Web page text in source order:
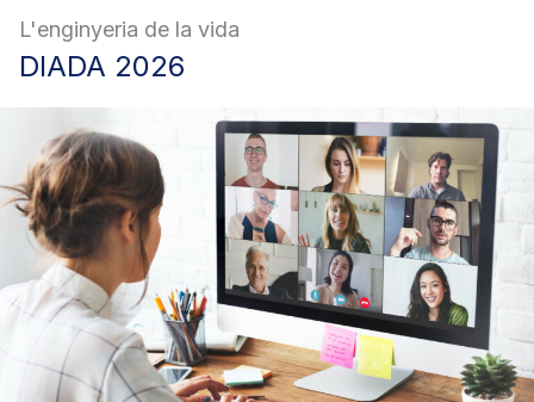
L'enginyeria de la vida
DIADA 2026